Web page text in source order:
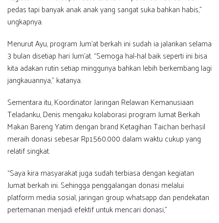
pedas tapi banyak anak anak yang sangat suka bahkan habis,”
ungkapnya.
Menurut Ayu, program Jum’at berkah ini sudah ia jalankan selama
3 bulan disetiap hari Jum’at. “Semoga hal-hal baik seperti ini bisa
kita adakan rutin setiap minggunya bahkan lebih berkembang lagi
jangkauannya,” katanya.
Sementara itu, Koordinator Jaringan Relawan Kemanusiaan
Teladanku, Denis mengaku kolaborasi program Jumat Berkah
Makan Bareng Yatim dengan brand Ketagihan Taichan berhasil
meraih donasi sebesar Rp1.560.000 dalam waktu cukup yang
relatif singkat.
“Saya kira masyarakat juga sudah terbiasa dengan kegiatan
Jumat berkah ini. Sehingga penggalangan donasi melalui
platform media sosial, jaringan group whatsapp dan pendekatan
pertemanan menjadi efektif untuk mencari donasi,”